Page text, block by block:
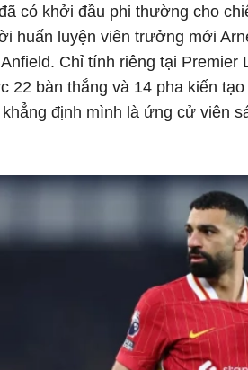
có khởi đầu phi thường cho
huấn luyện viên trưởng mới
Chỉ tính riêng tại Premier
22 bàn thắng và 14 pha kiến
định mình là ứng cử viên